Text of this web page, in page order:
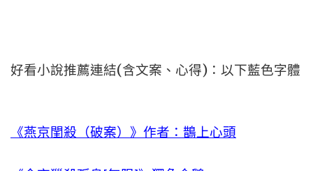
好看小說推薦連結(含文案、心得)：以下藍色字體
《燕京閨殺（破案）》作者：鵲上心頭